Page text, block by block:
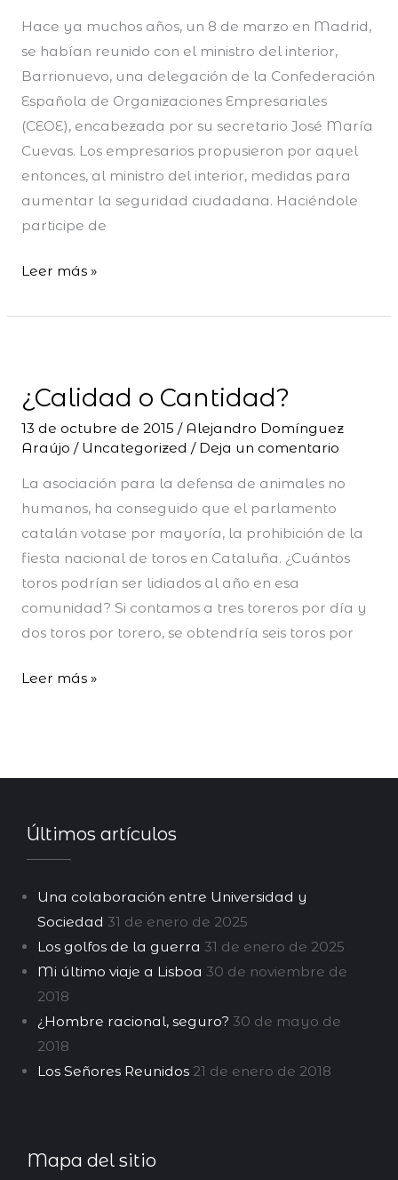
Hace ya muchos años, un 8 de marzo en Madrid,
se habían reunido con el ministro del interior,
Barrionuevo, una delegación de la Confederación
Española de Organizaciones Empresariales
(CEOE), encabezada por su secretario José María
Cuevas. Los empresarios propusieron por aquel
entonces, al ministro del interior, medidas para
aumentar la seguridad ciudadana. Haciéndole
participe de
Leer más »
¿Calidad o Cantidad?
13 de octubre de 2015 / Alejandro Domínguez
Araújo / Uncategorized / Deja un comentario
La asociación para la defensa de animales no
humanos, ha conseguido que el parlamento
catalán votase por mayoría, la prohibición de la
fiesta nacional de toros en Cataluña. ¿Cuántos
toros podrían ser lidiados al año en esa
comunidad? Si contamos a tres toreros por día y
dos toros por torero, se obtendría seis toros por
Cantidad?
Leer más »
Mapa del sitio
Últimos artículos
Una colaboración entre Universidad y
Sociedad 31 de enero de 2025
Los golfos de la guerra 31 de enero de 2025
Mi último viaje a Lisboa 30 de noviembre de
2018
¿Hombre racional, seguro? 30 de mayo de
2018
Los Señores Reunidos 21 de enero de 2018